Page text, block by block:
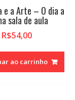
e a Arte – O dia a
sala de aula
R$54,00
ao carrinho